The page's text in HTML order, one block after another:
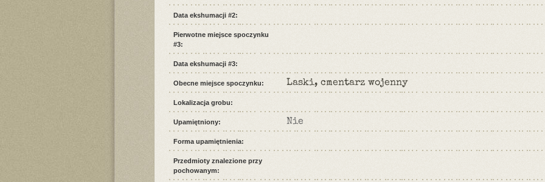
Data ekshumacji #2:
Pierwotne miejsce spoczynku
#3:
Data ekshumacji #3:
Obecne miejsce spoczynku: Laski, cmentarz wojenny
Lokalizacja grobu:
Upamiętniony: Nie
Forma upamiętnienia:
Przedmioty znalezione przy
pochowanym: